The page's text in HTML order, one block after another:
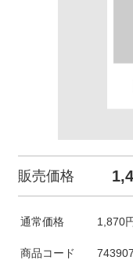
販売価格
通常価格 1,870
商品コード 743907